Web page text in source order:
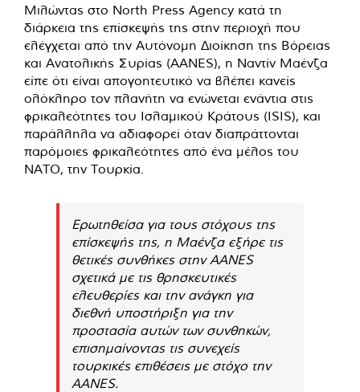
Μιλώντας στο North Press Agency κατά τη
διάρκεια της επίσκεψής της στην περιοχή που
ελέγχεται από την Αυτόνομη Διοίκηση της Βόρειας
και Ανατολικής Συρίας (AANES), η Ναντίν Μαένζα
είπε ότι είναι απογοητευτικό να βλέπει κανείς
ολόκληρο τον πλανήτη να ενώνεται ενάντια στις
φρικαλεότητες του Ισλαμικού Κράτους (ISIS), και
παράλληλα να αδιαφορεί όταν διαπράττονται
παρόμοιες φρικαλεότητες από ένα μέλος του
ΝΑΤΟ, την Τουρκία.
Ερωτηθείσα για τους στόχους της
επίσκεψής της, η Μαένζα εξήρε τις
θετικές συνθήκες στην AANES
σχετικά με τις θρησκευτικές
ελευθερίες και την ανάγκη για
διεθνή υποστήριξη για την
προστασία αυτών των συνθηκών,
επισημαίνοντας τις συνεχείς
τουρκικές επιθέσεις με στόχο την
AANES.